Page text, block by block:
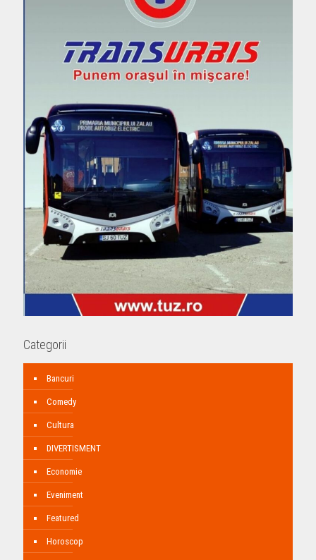
Categorii
Bancuri
Comedy
Cultura
DIVERTISMENT
Economie
Eveniment
Featured
Horoscop